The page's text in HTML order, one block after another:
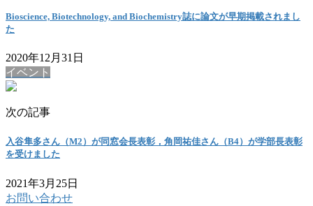
Bioscience, Biotechnology, and Biochemistry誌に論文が早期掲載されまし
た
2020年12月31日
イベント
次の記事
入谷隼多さん（M2）が同窓会長表彰，角岡祐佳さん（B4）が学部長表彰
を受けました
2021年3月25日
お問い合わせ